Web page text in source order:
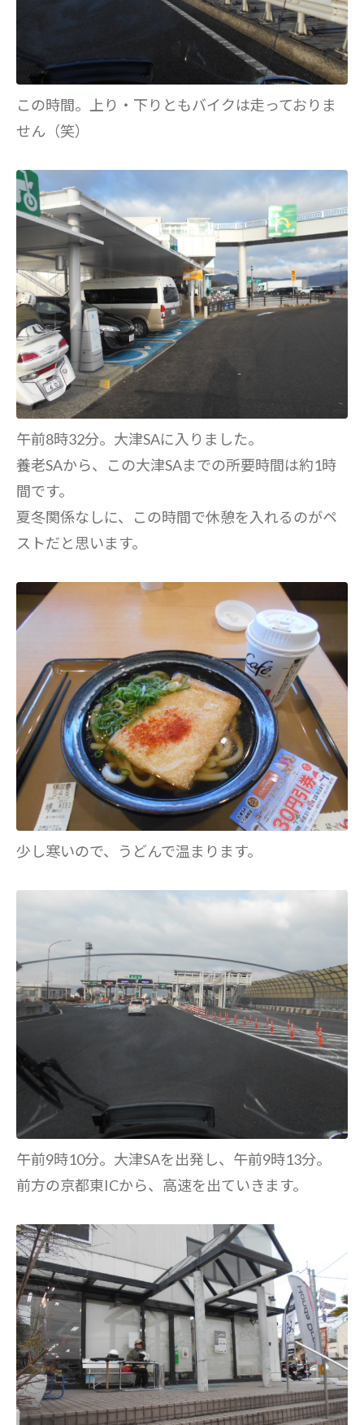
この時間。上り・下りともバイクは走っておりま
せん（笑）
午前8時32分。大津SAに入りました。
養老SAから、この大津SAまでの所要時間は約1時
間です。
夏冬関係なしに、この時間で休憩を入れるのがペ
ストだと思います。
少し寒いので、うどんで温まります。
午前9時10分。大津SAを出発し、午前9時13分。
前方の京都東ICから、高速を出ていきます。